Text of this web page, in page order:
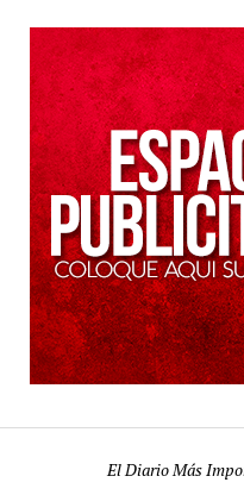
El Diario Más